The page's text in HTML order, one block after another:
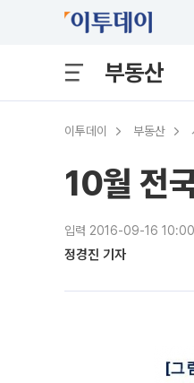
부동산
이투데이 부동산
10월 전
입력 2016-09-16 10:00
정경진 기자